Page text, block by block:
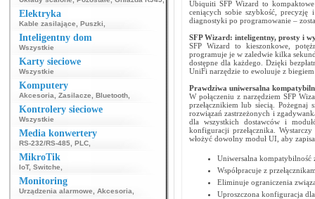
Elektryka
Kable zasilające Puszki
Inteligentny dom
Wszystkie
Karty sieciowe
Wszystkie
Komputery
Akcesoria Zasilacze Bluetooth
Kontrolery sieciowe
Wszystkie
Media konwertery
RS-232/RS-485 PLC
MikroTik
IoT, Switche
Monitoring
Urządzenia alarmowe Akcesoria
Ubiquiti SFP Wizard to
ceniących sobie szybkość, precyzję
diagnostyki po programowanie –
SFP Wizard: inteligentny, prosty i
SFP Wizard to kieszonkowe,
programuje je w zaledwie kilka
dostępne dla każdego. Dzięki
UniFi narzędzie to ewoluuje z
Prawdziwa uniwersalna
W połączeniu z narzędziem SFP
przełącznikiem lub siecią.
rozwiązań zastrzeżonych i
dla wszystkich dostawców i
konfiguracji przełącznika.
włożyć dowolny moduł UI, aby
Uniwersalna kompatybilność
Współpracuje z
Eliminuje ograniczenia
Uproszczona konfiguracja